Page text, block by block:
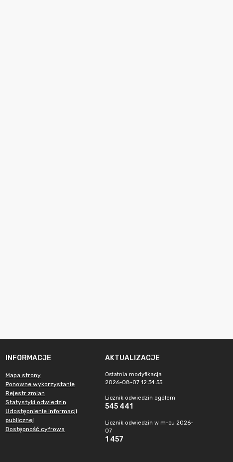
INFORMACJE
Mapa strony
Ponowne wykorzystanie
Rejestr zmian
Statystyki odwiedzin
Udostępnienie informacji
publicznej
Dostępność cyfrowa
AKTUALIZACJE
Ostatnia modyfikacja
2026-08-07 12:34:55
Licznik odwiedzin ogółem
545 441
Licznik odwiedzin w m-cu 2026-
07
1 457